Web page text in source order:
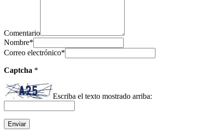
Comentario
Nombre*
Correo electrónico*
Captcha *
Escriba el texto mostrado arriba: